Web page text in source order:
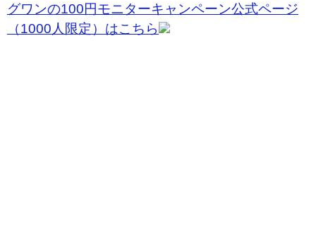
グワンの100円モニターキャンペーン公式ページ
（1000人限定）はこちら